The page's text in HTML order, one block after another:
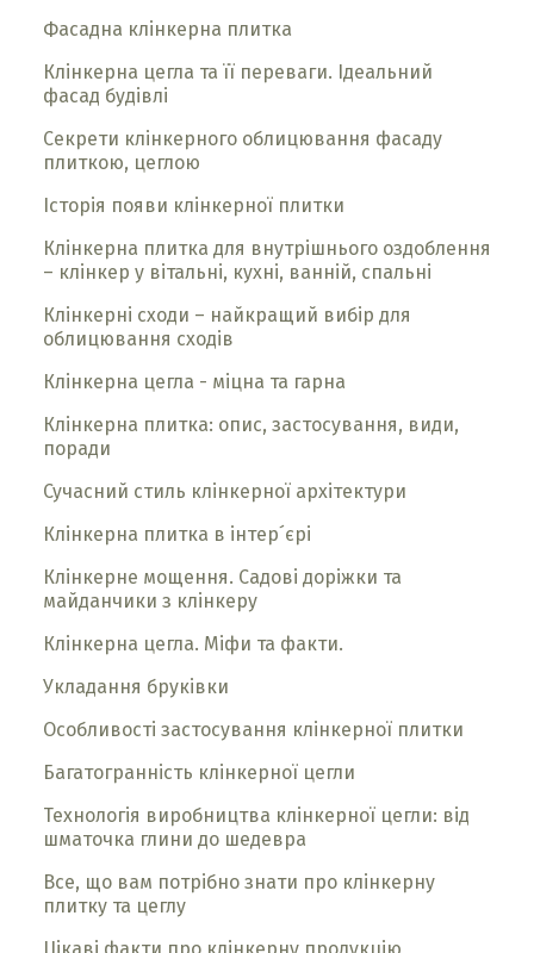
Фасадна клінкерна плитка
Клінкерна цегла та її переваги. Ідеальний
фасад будівлі
Секрети клінкерного облицювання фасаду
плиткою, цеглою
Історія появи клінкерної плитки
Клінкерна плитка для внутрішнього оздоблення
– клінкер у вітальні, кухні, ванній, спальні
Клінкерні сходи – найкращий вибір для
облицювання сходів
Клінкерна цегла - міцна та гарна
Клінкерна плитка: опис, застосування, види,
поради
Сучасний стиль клінкерної архітектури
Клінкерна плитка в інтер´єрі
Клінкерне мощення. Садові доріжки та
майданчики з клінкеру
Клінкерна цегла. Міфи та факти.
Укладання бруківки
Особливості застосування клінкерної плитки
Багатогранність клінкерної цегли
Технологія виробництва клінкерної цегли: від
шматочка глини до шедевра
Все, що вам потрібно знати про клінкерну
плитку та цеглу